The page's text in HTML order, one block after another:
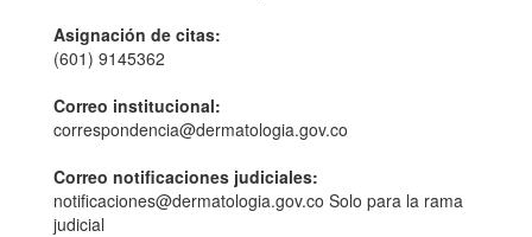
Asignación de citas:
(601) 9145362
Correo institucional:
correspondencia@dermatologia.gov.co
Correo notificaciones judiciales:
notificaciones@dermatologia.gov.co Solo para la rama
judicial